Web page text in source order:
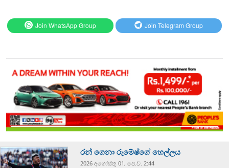
Join WhatsApp Group Join Telegram Group
රන් ගෙනා රුමේෂ්ගේ හෙල්ලය
2026 අගෝස්‍තු 01, පෙ.ව. 2:44